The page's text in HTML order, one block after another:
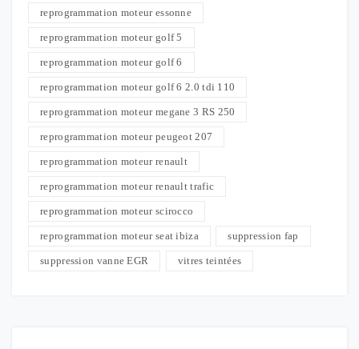
reprogrammation moteur essonne
reprogrammation moteur golf 5
reprogrammation moteur golf 6
reprogrammation moteur golf 6 2.0 tdi 110
reprogrammation moteur megane 3 RS 250
reprogrammation moteur peugeot 207
reprogrammation moteur renault
reprogrammation moteur renault trafic
reprogrammation moteur scirocco
reprogrammation moteur seat ibiza suppression fap
suppression vanne EGR vitres teintées